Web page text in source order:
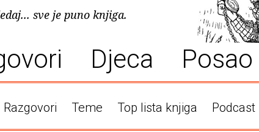
sve je puno knjiga.
Djeca Posao
Razgovori Teme Top lista knjiga Podcast